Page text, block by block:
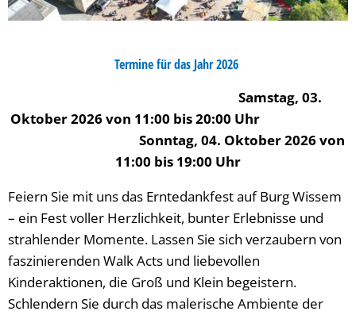
Termine für das Jahr 2026
Samstag, 03.
Oktober 2026 von 11:00 bis 20:00 Uhr
Sonntag, 04. Oktober 2026 von
11:00 bis 19:00 Uhr
Feiern Sie mit uns das Erntedankfest auf Burg Wissem
– ein Fest voller Herzlichkeit, bunter Erlebnisse und
strahlender Momente. Lassen Sie sich verzaubern von
faszinierenden Walk Acts und liebevollen
Kinderaktionen, die Groß und Klein begeistern.
Schlendern Sie durch das malerische Ambiente der